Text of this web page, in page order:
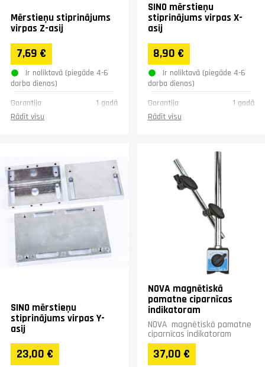
Mērstieņu stiprinājums
virpas Z-asij
7,69 €
Ir noliktavā (piegāde 4-6
darba dienas)
Garantija
1 gadā
Rādīt visu
SINO mērstieņu
stiprinājums virpas X-
asij
8,90 €
Ir noliktavā (piegāde 4-6
darba dienas)
Garantija
1 gadā
Rādīt visu
SINO mērstieņu
stiprinājums virpas Y-
asij
23,00 €
NOVA magnētiskā
pamatne ciparnīcas
indikatoram
NOVA magnētiskā pamatne
ciparnīcas indikatoram
37,00 €